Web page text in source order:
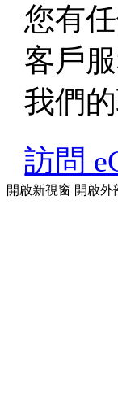
您有
客戶
我們
訪問
開啟新視窗 開啟外